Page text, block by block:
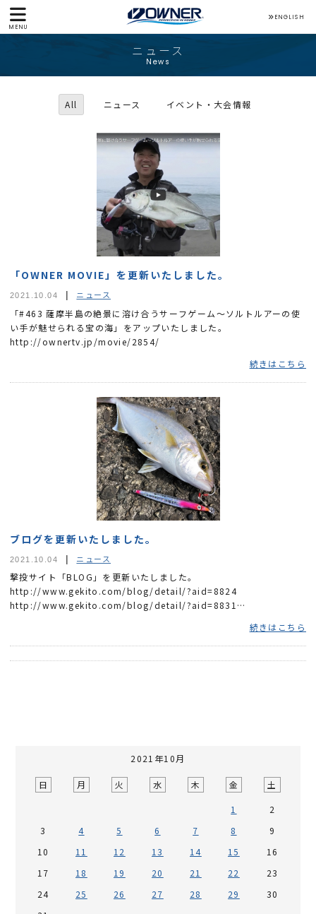
MENU
ENGLISH
ニュース
News
All ニュース イベント・大会情報
「OWNER MOVIE」を更新いたしました。
2021.10.04 ニュース
「#463 薩摩半島の絶景に溶け合うサーフゲーム～ソルトルアーの使
い手が魅せられる宝の海」をアップいたしました。
http://ownertv.jp/movie/2854/
続きはこちら
ブログを更新いたしました。
2021.10.04 ニュース
撃投サイト「BLOG」を更新いたしました。
http://www.gekito.com/blog/detail/?aid=8824
http://www.gekito.com/blog/detail/?aid=8831
続きはこちら
2021年10月
日 月 火 水 木 金 土
1
2
3
4 5 6 7 8
9
10
11 12 13 14 15
16
17
18 19 20 21 22
23
24
25 26 27 28 29
30